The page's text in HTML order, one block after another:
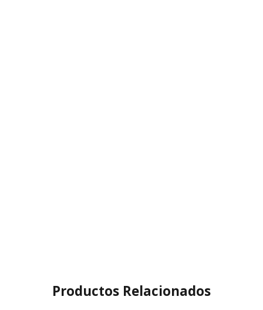
Productos Relacionados